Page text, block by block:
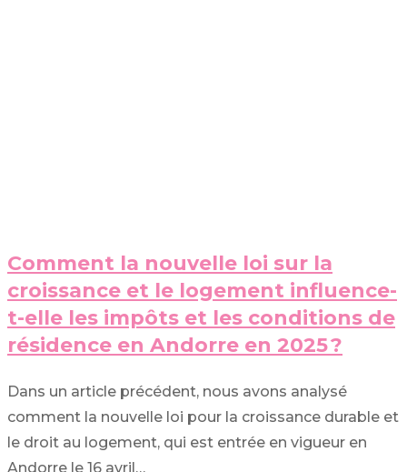
Comment la nouvelle loi sur la
croissance et le logement influence-
t-elle les impôts et les conditions de
résidence en Andorre en 2025 ?
Dans un article précédent, nous avons analysé
comment la nouvelle loi pour la croissance durable et
le droit au logement, qui est entrée en vigueur en
Andorre le 16 avril…